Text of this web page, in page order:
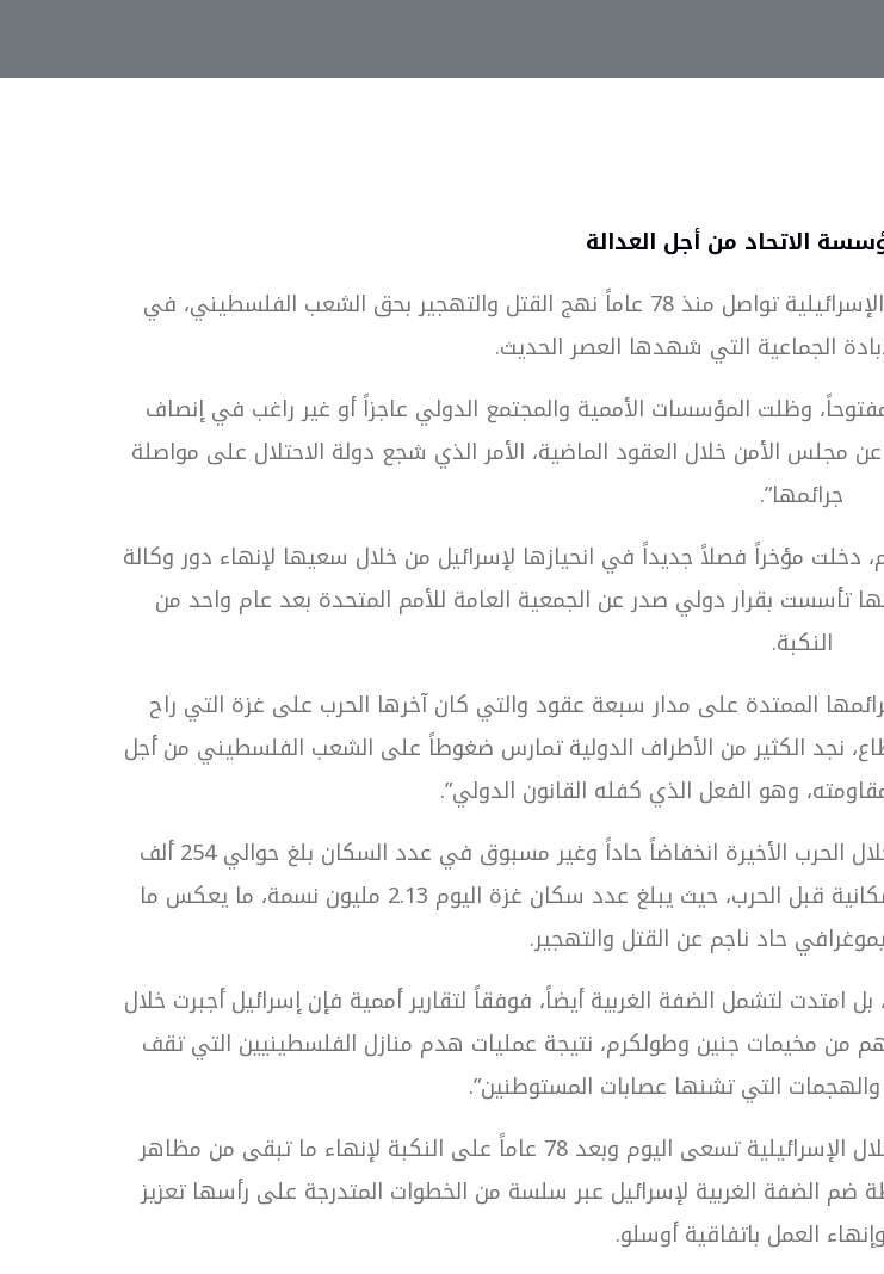
الاتحاد من أجل العدالة
إن سلطات الاحتلال الإسرائيلية تواصل منذ 78 عاماً نهج القتل والتهجير بحق الشعب الفلسطيني، في
الجماعية التي شهدها العصر الحديث.
تزال القضية الفلسطينية منذ نكبة عام 1948 جرحاً مفتوحاً، وظلت المؤسسات الأممية والمجتمع الدولي عاجزاً أو غير راغب في إنصاف
مجلس الأمن خلال العقود الماضية، الأمر الذي شجع دولة الاحتلال على مواصلة
جرائمها”.
دخلت مؤخراً فصلاً جديداً في انحيازها لإسرائيل من خلال سعيها لإنهاء دور وكالة
تأسست بقرار دولي صدر عن الجمعية العامة للأمم المتحدة بعد عام واحد من
النكبة.
الممتدة على مدار سبعة عقود والتي كان آخرها الحرب على غزة التي راح
فلسطيني داخل القطاع، نجد الكثير من الأطراف الدولية تمارس ضغوطاً على الشعب الفلسطيني من أجل
وهو الفعل الذي كفله القانون الدولي”.
ووفقاً للجهاز المركزي للإحصاء الفلسطيني، شهد قطاع غزة خلال الحرب الأخيرة انخفاضاً حاداً وغير مسبوق في عدد السكان بلغ حوالي 254 ألف
نسمة، أي ما يعادل انخفاضًا بنسبة 10.6% مقارنةً بالتقديرات السكانية قبل الحرب، حيث يبلغ عدد سكان غزة اليوم 2.13 مليون نسمة، ما يعكس ما
حاد ناجم عن القتل والتهجير.
امتدت لتشمل الضفة الغربية أيضاً، فوفقاً لتقارير أممية فإن إسرائيل أجبرت خلال
نصفهم من مخيمات جنين وطولكرم، نتيجة عمليات هدم منازل الفلسطينيين التي تقف
والهجمات التي تشنها عصابات المستوطنين”.
إلى ان سلطات الاحتلال الإسرائيلية تسعى اليوم وبعد 78 عاماً على النكبة لإنهاء ما تبقى من مظاهر
ضم الضفة الغربية لإسرائيل عبر سلسة من الخطوات المتدرجة على رأسها تعزيز
العمل باتفاقية أوسلو.